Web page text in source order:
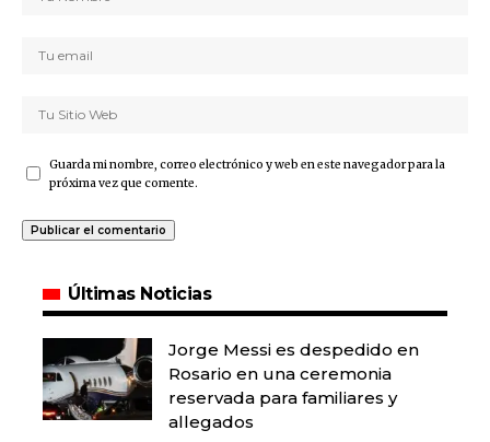
Guarda mi nombre, correo electrónico y web en este navegador para la
próxima vez que comente.
Últimas Noticias
Jorge Messi es despedido en
Rosario en una ceremonia
reservada para familiares y
allegados